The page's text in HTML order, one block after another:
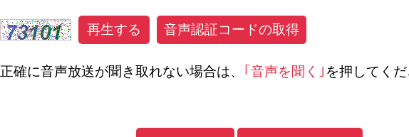
音声認証コードの取得
正確に音声放送が聞き取れない場合は、 ｢音声を聞く｣ を押してく